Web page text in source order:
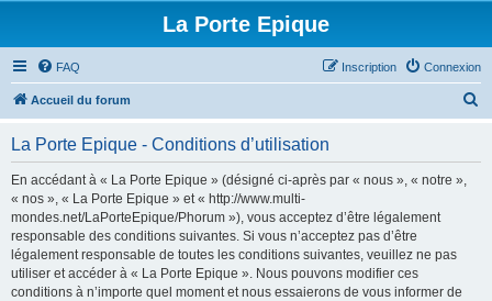
La Porte Epique
FAQ Connexion
Inscription
Accueil du forum
La Porte Epique - Conditions d’utilisation
En accédant à « La Porte Epique » (désigné ci-après par « nous », « notre »,
« nos », « La Porte Epique » et « http://www.multi-
mondes.net/LaPorteEpique/Phorum »), vous acceptez d’être légalement
responsable des conditions suivantes. Si vous n’acceptez pas d’être
légalement responsable de toutes les conditions suivantes, veuillez ne pas
utiliser et accéder à « La Porte Epique ». Nous pouvons modifier ces
conditions à n’importe quel moment et nous essaierons de vous informer de